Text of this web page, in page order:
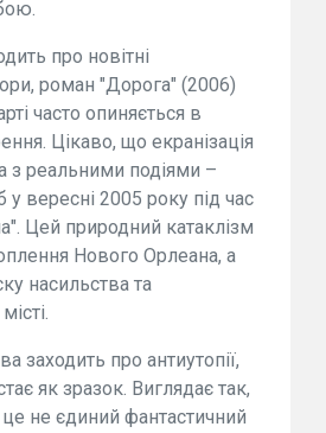
про новітні
роман "Дорога" (2006)
часто опиняється в
Цікаво, що екранізація
з реальними подіями –
вересні 2005 року під час
Цей природний катаклізм
Нового Орлеана, а
насильства та
заходить про антиутопії,
як зразок. Виглядає так,
не єдиний фантастичний